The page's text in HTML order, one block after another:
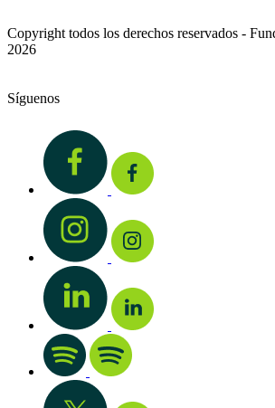
Copyright todos los derechos reservados -
2026
Síguenos